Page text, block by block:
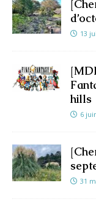
13
hills
6
31